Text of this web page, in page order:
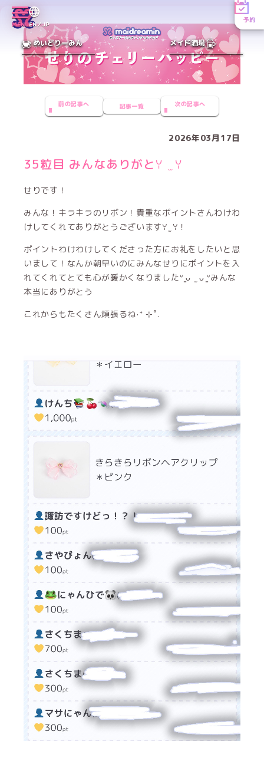
MENUEN／JP
予約
めいどりーみん メイド酒場
前の記事へ 記事一覧 次の記事へ
2026年03月17日
35粒目 みんなありがとꌩ ̫ ꌩ
せりです！
みんな！キラキラのリボン！貴重なポイントさんわけわ
けしてくれてありがとうございますꌩ ̫ ꌩ！
ポイントわけわけしてくださった方にお礼をしたいと思
いまして！なんか朝早いのにみんなせりにポイントを入
れてくれてとても心が暖かくなりましたᐡ ̳ᴗ ̫ ᴗ ̳ᐡみんな
本当にありがとう
これからもたくさん頑張るね‧⁺ ⊹˚.